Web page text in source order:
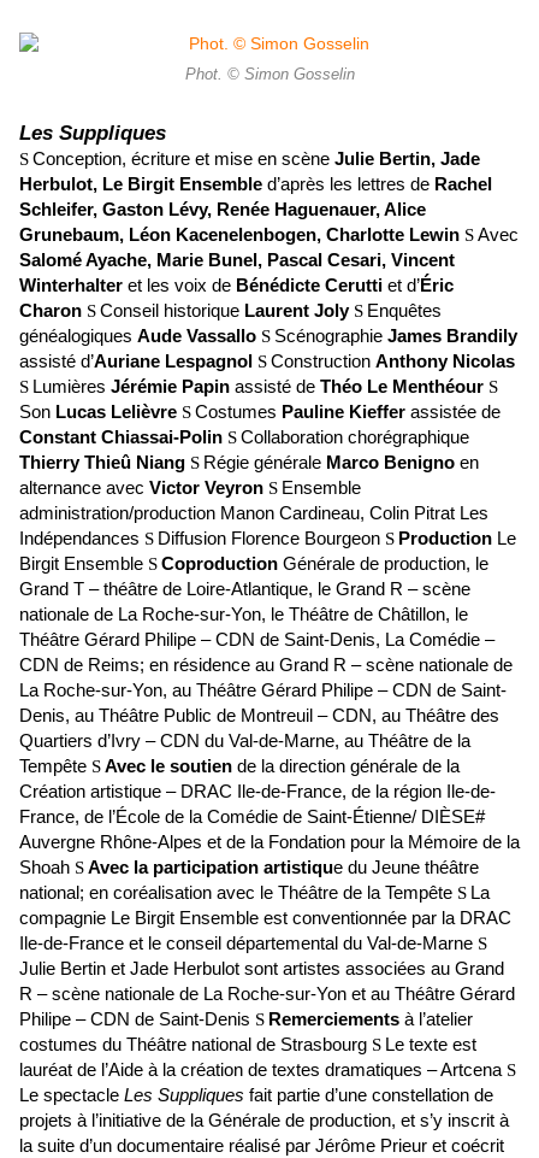
Phot. © Simon Gosselin
Les Suppliques
SConception, écriture et mise en scène Julie Bertin, Jade
Herbulot, Le Birgit Ensemble d’après les lettres de Rachel
Schleifer, Gaston Lévy, Renée Haguenauer, Alice
Grunebaum, Léon Kacenelenbogen, Charlotte Lewin SAvec
Salomé Ayache, Marie Bunel, Pascal Cesari, Vincent
Winterhalter et les voix de Bénédicte Cerutti et d’Éric
Charon SConseil historique Laurent Joly S Enquêtes
généalogiques Aude Vassallo S Scénographie James Brandily
assisté d’Auriane Lespagnol SConstruction Anthony Nicolas
S Lumières Jérémie Papin assisté de Théo Le Menthéour S
Son Lucas Lelièvre SCostumes Pauline Kieffer assistée de
Constant Chiassai-Polin SCollaboration chorégraphique
Thierry Thieû Niang S Régie générale Marco Benigno en
alternance avec Victor Veyron S Ensemble
administration/production Manon Cardineau, Colin Pitrat Les
Indépendances S Diffusion Florence Bourgeon S Production Le
Birgit Ensemble SCoproduction Générale de production, le
Grand T – théâtre de Loire-Atlantique, le Grand R – scène
nationale de La Roche-sur-Yon, le Théâtre de Châtillon, le
Théâtre Gérard Philipe – CDN de Saint-Denis, La Comédie –
CDN de Reims; en résidence au Grand R – scène nationale de
La Roche-sur-Yon, au Théâtre Gérard Philipe – CDN de Saint-
Denis, au Théâtre Public de Montreuil – CDN, au Théâtre des
Quartiers d’Ivry – CDN du Val-de-Marne, au Théâtre de la
Tempête SAvec le soutien de la direction générale de la
Création artistique – DRAC Ile-de-France, de la région Ile-de-
France, de l’École de la Comédie de Saint-Étienne/ DIÈSE#
Auvergne Rhône-Alpes et de la Fondation pour la Mémoire de la
Shoah SAvec la participation artistique du Jeune théâtre
national; en coréalisation avec le Théâtre de la Tempête S La
compagnie Le Birgit Ensemble est conventionnée par la DRAC
Ile-de-France et le conseil départemental du Val-de-Marne S
Julie Bertin et Jade Herbulot sont artistes associées au Grand
R – scène nationale de La Roche-sur-Yon et au Théâtre Gérard
Philipe – CDN de Saint-Denis S Remerciements à l’atelier
costumes du Théâtre national de Strasbourg S Le texte est
lauréat de l’Aide à la création de textes dramatiques – Artcena S
Le spectacle Les Suppliques fait partie d’une constellation de
projets à l’initiative de la Générale de production, et s’y inscrit à
la suite d’un documentaire réalisé par Jérôme Prieur et coécrit